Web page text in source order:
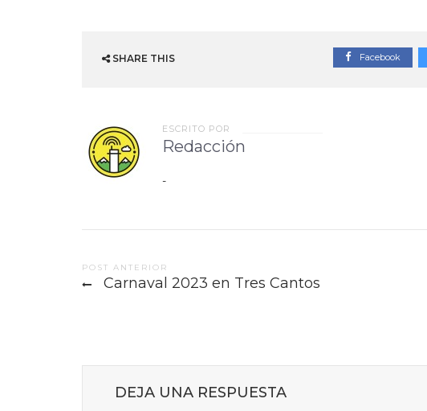
SHARE THIS Facebook
ESCRITO POR
Redacción
-
Post
POST ANTERIOR
Carnaval 2023 en Tres Cantos
DEJA UNA RESPUESTA